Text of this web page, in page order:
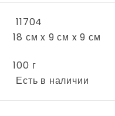
11704
18 см x 9 см x 9 см
100 г
Есть в наличии